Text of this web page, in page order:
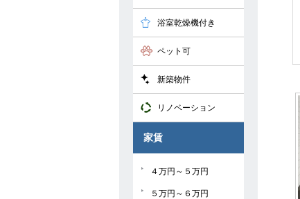
浴室乾燥機付き
ペット可
新築物件
リノベーション
家賃
４万円～５万円
５万円～６万円